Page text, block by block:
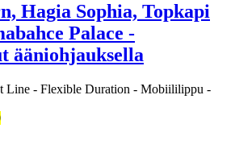
Hagia Sophia, Topkapi
Palace -
ääniohjauksella
Line - Flexible Duration - Mobiililippu -